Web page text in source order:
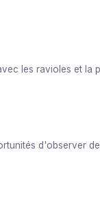
les ravioles et la
d'observer